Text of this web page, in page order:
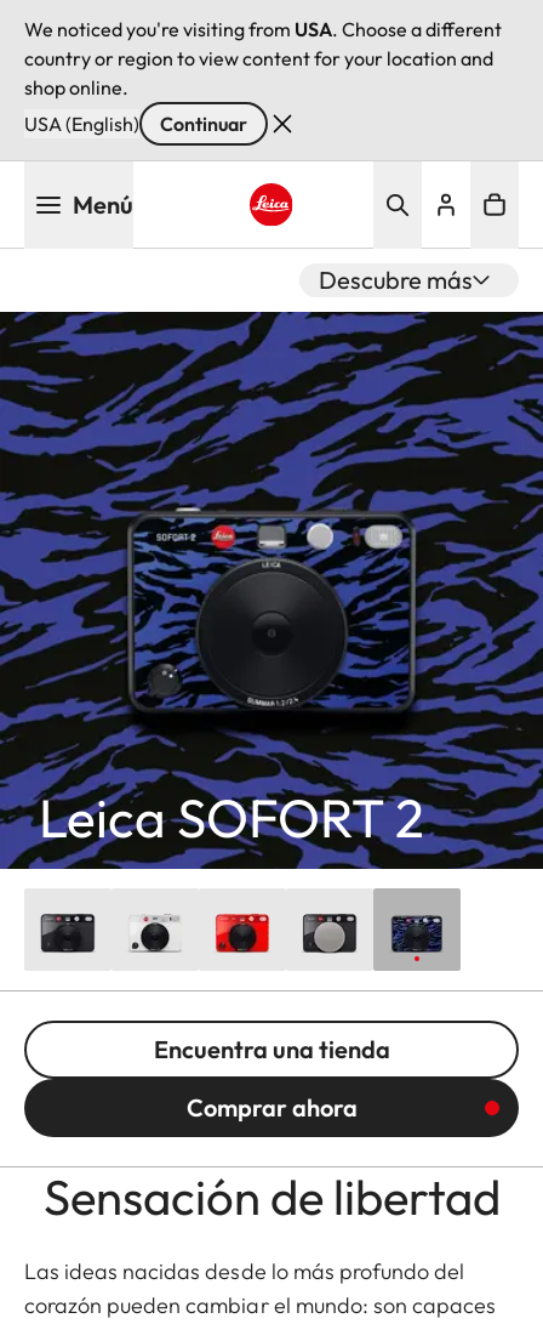
We noticed you're visiting from USA. Choose a different
country or region to view content for your location and
shop online.
USA (English)
Continuar
Menú
Descubre más
Leica SOFORT 2
Encuentra una tienda
Comprar ahora
Sensación de libertad
Las ideas nacidas desde lo más profundo del
corazón pueden cambiar el mundo: son capaces